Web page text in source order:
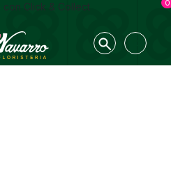
Click & Collect 0